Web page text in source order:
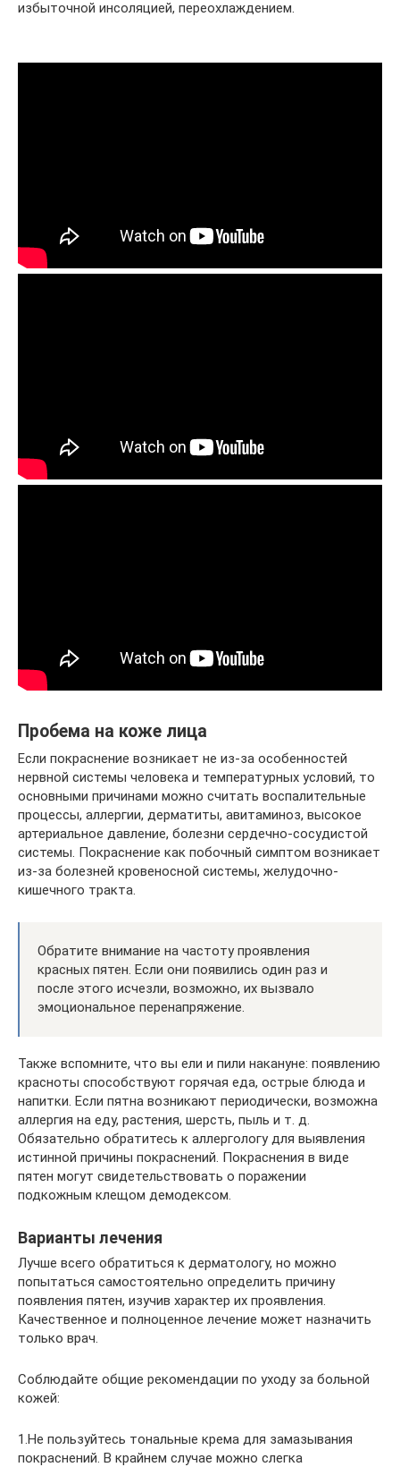
избыточной инсоляцией, переохлаждением.
Пробема на коже лица
Если покраснение возникает не из-за особенностей
нервной системы человека и температурных условий, то
основными причинами можно считать воспалительные
процессы, аллергии, дерматиты, авитаминоз, высокое
артериальное давление, болезни сердечно-сосудистой
системы. Покраснение как побочный симптом возникает
из-за болезней кровеносной системы, желудочно-
кишечного тракта.
Обратите внимание на частоту проявления
красных пятен. Если они появились один раз и
после этого исчезли, возможно, их вызвало
эмоциональное перенапряжение.
Также вспомните, что вы ели и пили накануне: появлению
красноты способствуют горячая еда, острые блюда и
напитки. Если пятна возникают периодически, возможна
аллергия на еду, растения, шерсть, пыль и т. д.
Обязательно обратитесь к аллергологу для выявления
истинной причины покраснений. Покраснения в виде
пятен могут свидетельствовать о поражении
подкожным клещом демодексом.
Варианты лечения
Лучше всего обратиться к дерматологу, но можно
попытаться самостоятельно определить причину
появления пятен, изучив характер их проявления.
Качественное и полноценное лечение может назначить
только врач.
Соблюдайте общие рекомендации по уходу за больной
кожей:
1.Не пользуйтесь тональные крема для замазывания
покраснений. В крайнем случае можно слегка